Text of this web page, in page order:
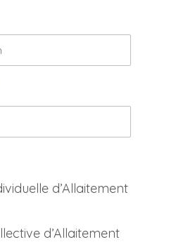
d’Allaitement
d’Allaitement